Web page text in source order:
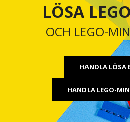
LÖSA
OCH LEGO-
HANDLA LÖSA
HANDLA LEGO-